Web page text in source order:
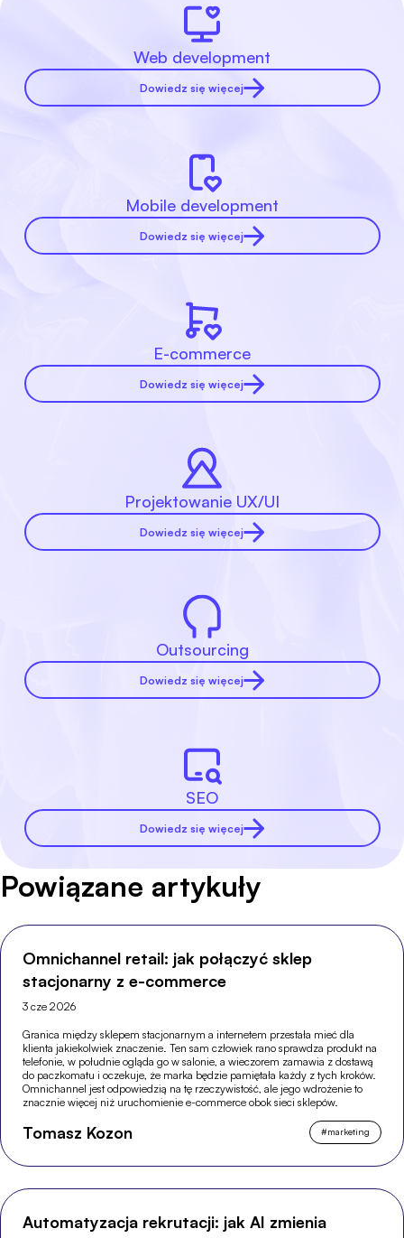
Web development
Dowiedz się więcej
Mobile development
Dowiedz się więcej
E-commerce
Dowiedz się więcej
Projektowanie UX/UI
Dowiedz się więcej
Outsourcing
Dowiedz się więcej
SEO
Dowiedz się więcej
Powiązane artykuły
Omnichannel retail: jak połączyć sklep
stacjonarny z e-commerce
3 cze 2026
Granica między sklepem stacjonarnym a internetem przestała mieć dla
klienta jakiekolwiek znaczenie. Ten sam człowiek rano sprawdza produkt na
telefonie, w południe ogląda go w salonie, a wieczorem zamawia z dostawą
do paczkomatu i oczekuje, że marka będzie pamiętała każdy z tych kroków.
Omnichannel jest odpowiedzią na tę rzeczywistość, ale jego wdrożenie to
znacznie więcej niż uruchomienie e-commerce obok sieci sklepów.
Tomasz Kozon #marketing
Automatyzacja rekrutacji: jak AI zmienia